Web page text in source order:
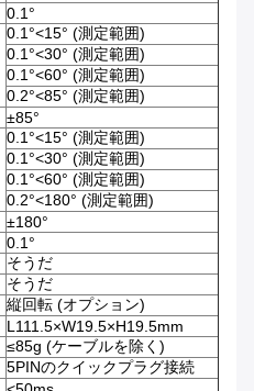
0.1°
0.1°<15° (測定範囲)
0.1°<30° (測定範囲)
0.1°<60° (測定範囲)
0.2°<85° (測定範囲)
±85°
0.1°<15° (測定範囲)
0.1°<30° (測定範囲)
0.1°<60° (測定範囲)
0.2°<180° (測定範囲)
±180°
0.1°
そうだ
そうだ
縦回転 (オプション)
L111.5×W19.5×H19.5mm
≤85g (ケーブルを除く)
5PINのクイックプラグ接続